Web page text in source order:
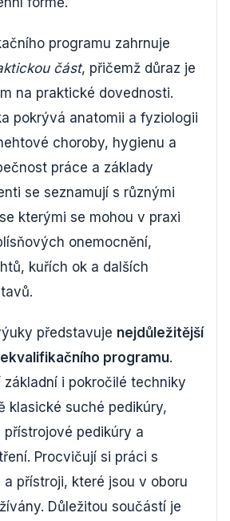
programu zahrnuje
část, přičemž důraz je
na praktické dovednosti.
pokrývá anatomii a fyziologii
choroby, hygienu a
práce a základy
se seznamují s různými
kterými se mohou v praxi
onemocnění,
kuřích ok a dalších
představuje nejdůležitější
programu.
i pokročilé techniky
klasické suché pedikúry,
přístrojové pedikúry a
Procvičují si práci s
přístroji, které jsou v oboru
Důležitou součástí je